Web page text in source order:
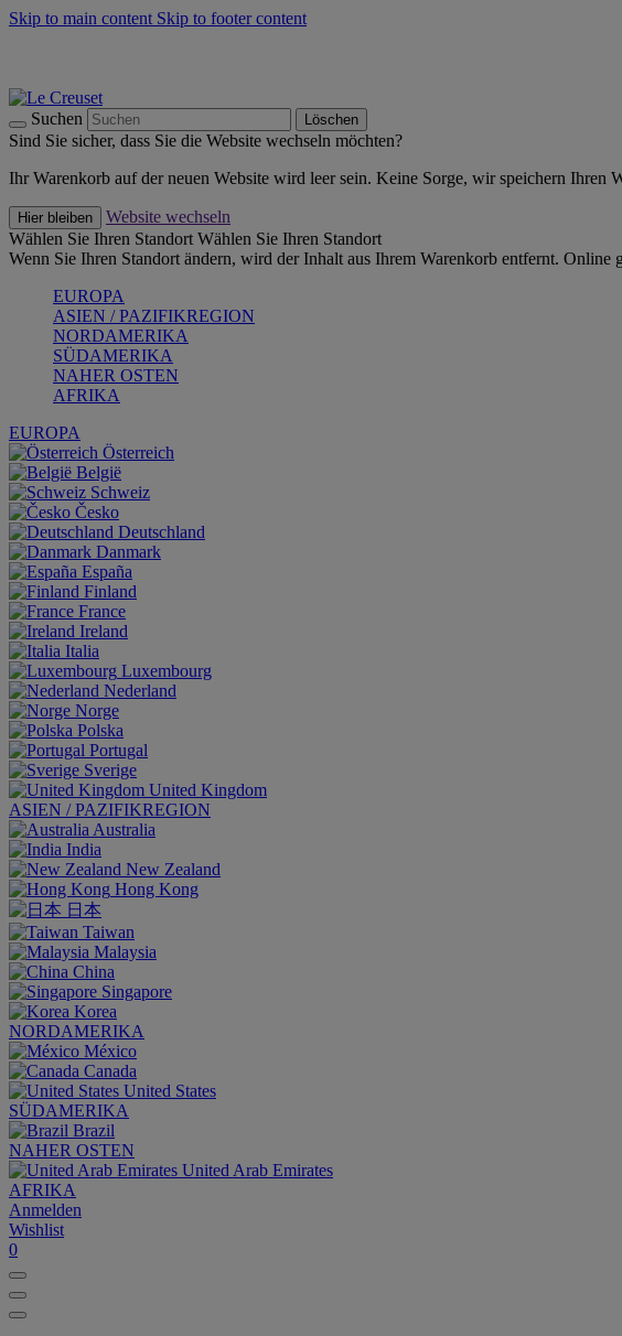
Skip to main content Skip to footer content
Suchen Löschen
Sind Sie sicher, dass Sie die Website wechseln möchten?
Ihr Warenkorb auf der neuen Website wird leer sein. Keine Sorge, wir speichern Ihren
Hier bleiben
Website wechseln
Wählen Sie Ihren Standort Wählen Sie Ihren Standort
Wenn Sie Ihren Standort ändern, wird der Inhalt aus Ihrem Warenkorb entfernt.
EUROPA
ASIEN / PAZIFIKREGION
NORDAMERIKA
SÜDAMERIKA
NAHER OSTEN
AFRIKA
EUROPA
Österreich
België
Schweiz
Česko
Deutschland
Danmark
España
Finland
France
Ireland
Italia
Luxembourg
Nederland
Norge
Polska
Portugal
Sverige
United Kingdom
ASIEN / PAZIFIKREGION
Australia
India
New Zealand
Hong Kong
日本
Taiwan
Malaysia
China
Singapore
Korea
NORDAMERIKA
México
Canada
United States
SÜDAMERIKA
Brazil
NAHER OSTEN
United Arab Emirates
AFRIKA
Anmelden
Wishlist
0